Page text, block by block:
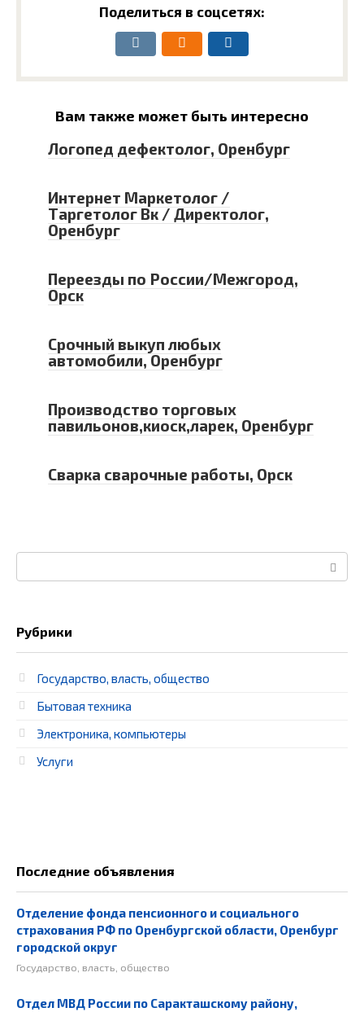
Поделиться в соцсетях:
Вам также может быть интересно
Логопед дефектолог, Оренбург
Интернет Маркетолог /
Таргетолог Вк / Директолог,
Оренбург
Переезды по России/Межгород,
Орск
Срочный выкуп любых
автомобили, Оренбург
Производство торговых
павильонов,киоск,ларек, Оренбург
Сварка сварочные работы, Орск
Рубрики
Государство, власть, общество
Бытовая техника
Электроника, компьютеры
Услуги
Последние объявления
Отделение фонда пенсионного и социального
страхования РФ по Оренбургской области, Оренбург
городской округ
Государство, власть, общество
Отдел МВД России по Саракташскому району,